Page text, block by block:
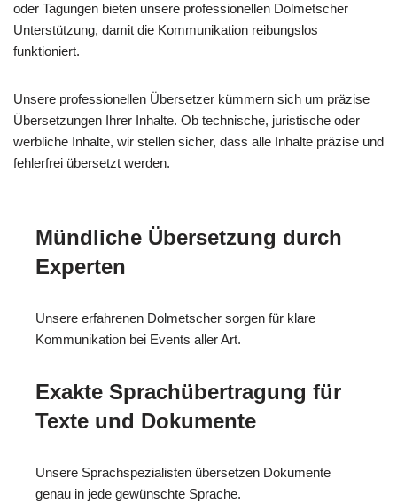
oder Tagungen bieten unsere professionellen Dolmetscher
Unterstützung, damit die Kommunikation reibungslos
funktioniert.
Unsere professionellen Übersetzer kümmern sich um präzise
Übersetzungen Ihrer Inhalte. Ob technische, juristische oder
werbliche Inhalte, wir stellen sicher, dass alle Inhalte präzise und
fehlerfrei übersetzt werden.
Mündliche Übersetzung durch
Experten
Unsere erfahrenen Dolmetscher sorgen für klare
Kommunikation bei Events aller Art.
Exakte Sprachübertragung für
Texte und Dokumente
Unsere Sprachspezialisten übersetzen Dokumente
genau in jede gewünschte Sprache.